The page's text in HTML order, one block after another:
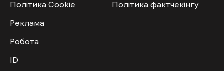
Політика Cookie
Реклама
Робота
ID
Політика фактчекінгу